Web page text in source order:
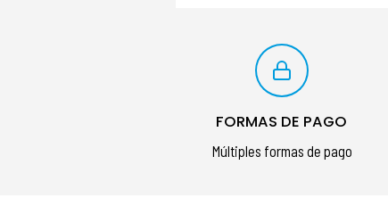
FORMAS DE PAGO
Múltiples formas de pago